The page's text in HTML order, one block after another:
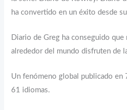
ha convertido en un éxito desde
Diario de Greg ha conseguido
alrededor del mundo disfruten de
Un fenómeno global publicado
61 idiomas.